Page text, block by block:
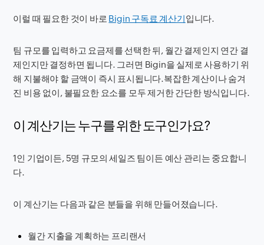
이럴 때 필요한 것이 바로 Bigin 구독료 계산기입니다.
팀 규모를 입력하고 요금제를 선택한 뒤, 월간 결제인지 연간 결
제인지만 결정하면 됩니다. 그러면 Bigin을 실제로 사용하기 위
해 지불해야 할 금액이 즉시 표시됩니다.복잡한 계산이나 숨겨
진 비용 없이, 불필요한 요소를 모두 제거한 간단한 방식입니다.
이 계산기는 누구를 위한 도구인가요?
1인 기업이든, 5명 규모의 세일즈 팀이든 예산 관리는 중요합니
다.
이 계산기는 다음과 같은 분들을 위해 만들어졌습니다.
월간 지출을 계획하는 프리랜서